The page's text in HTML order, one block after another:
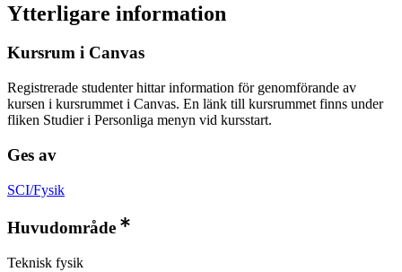
Ytterligare information
Kursrum i Canvas
Registrerade studenter hittar information för genomförande av
kursen i kursrummet i Canvas. En länk till kursrummet finns under
fliken Studier i Personliga menyn vid kursstart.
Ges av
SCI/Fysik
Huvudområde
Teknisk fysik